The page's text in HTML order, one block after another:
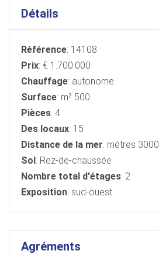
Détails
Référence: 14108
Prix: € 1.700.000
Chauffage: autonome
Surface: m² 500
Pièces: 4
Des locaux: 15
Distance de la mer: mètres 3000
Sol: Rez-de-chaussée
Nombre total d'étages: 2
Exposition: sud-ouest
Agréments